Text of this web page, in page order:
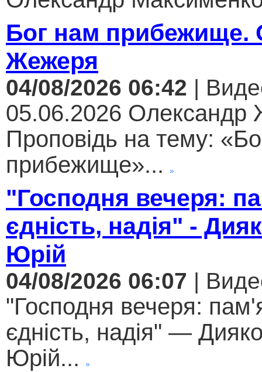
Бог нам прибежище.
Жежеря
04/08/2026 06:42 |
05.06.2026 Олександр
Проповідь на тему:
прибежище»...
"Господня вечеря:
єдність, надія" -
Юрій
04/08/2026 06:07 |
"Господня вечеря:
єдність, надія" —
Юрій...